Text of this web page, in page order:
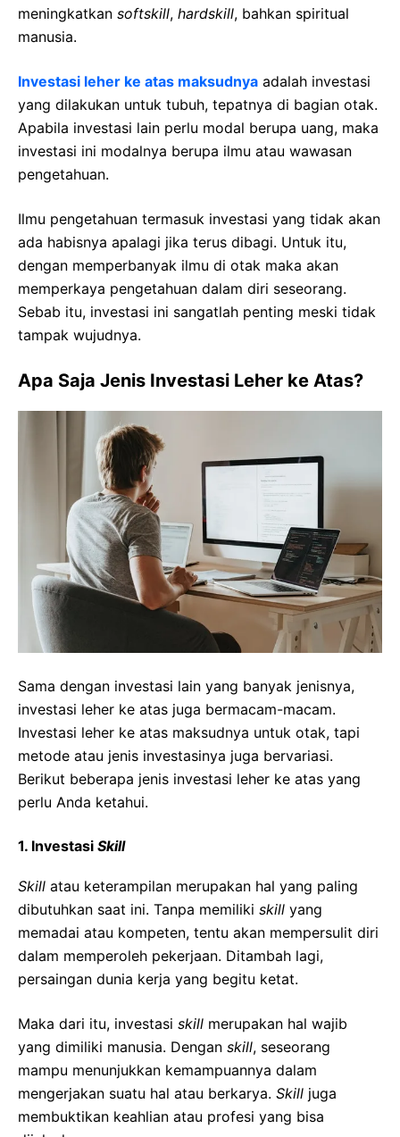
meningkatkan softskill, hardskill, bahkan spiritual
manusia.
Investasi leher ke atas maksudnya adalah investasi
yang dilakukan untuk tubuh, tepatnya di bagian otak.
Apabila investasi lain perlu modal berupa uang, maka
investasi ini modalnya berupa ilmu atau wawasan
pengetahuan.
Ilmu pengetahuan termasuk investasi yang tidak akan
ada habisnya apalagi jika terus dibagi. Untuk itu,
dengan memperbanyak ilmu di otak maka akan
memperkaya pengetahuan dalam diri seseorang.
Sebab itu, investasi ini sangatlah penting meski tidak
tampak wujudnya.
Apa Saja Jenis Investasi Leher ke Atas?
Sama dengan investasi lain yang banyak jenisnya,
investasi leher ke atas juga bermacam-macam.
Investasi leher ke atas maksudnya untuk otak, tapi
metode atau jenis investasinya juga bervariasi.
Berikut beberapa jenis investasi leher ke atas yang
perlu Anda ketahui.
1. Investasi Skill
Skill atau keterampilan merupakan hal yang paling
dibutuhkan saat ini. Tanpa memiliki skill yang
memadai atau kompeten, tentu akan mempersulit diri
dalam memperoleh pekerjaan. Ditambah lagi,
persaingan dunia kerja yang begitu ketat.
Maka dari itu, investasi skill merupakan hal wajib
yang dimiliki manusia. Dengan skill, seseorang
mampu menunjukkan kemampuannya dalam
mengerjakan suatu hal atau berkarya. Skill juga
membuktikan keahlian atau profesi yang bisa